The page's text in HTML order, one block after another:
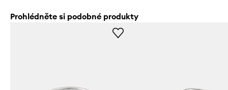
Prohlédněte si podobné produkty